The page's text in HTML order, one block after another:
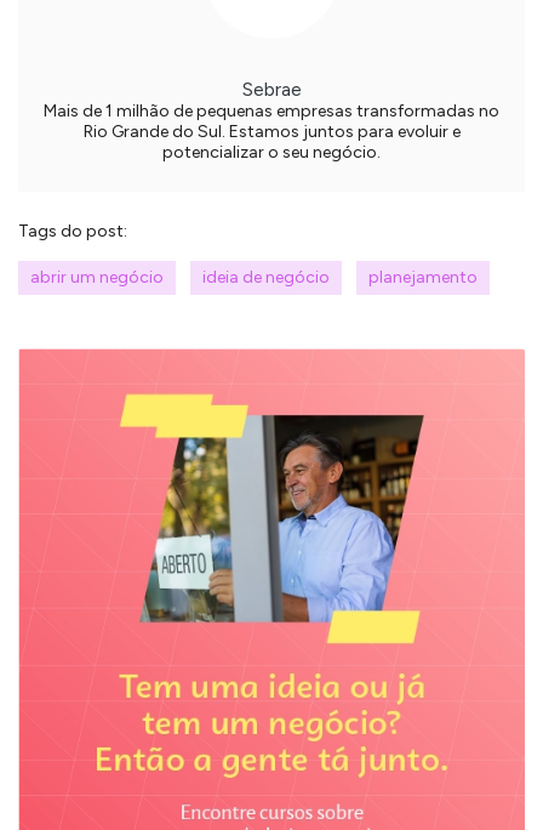
Sebrae
Mais de 1 milhão de pequenas empresas transformadas no
Rio Grande do Sul. Estamos juntos para evoluir e
potencializar o seu negócio.
Tags do post:
abrir um negócio ideia de negócio planejamento